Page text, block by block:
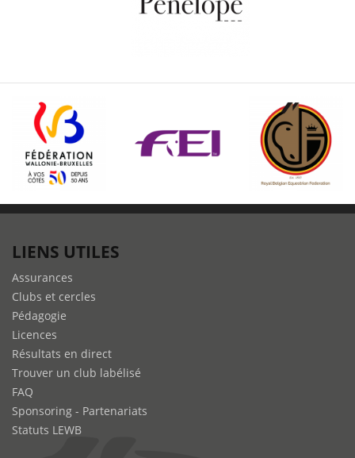
LIENS UTILES
Assurances
Clubs et cercles
Pédagogie
Licences
Résultats en direct
Trouver un club labélisé
FAQ
Sponsoring - Partenariats
Statuts LEWB